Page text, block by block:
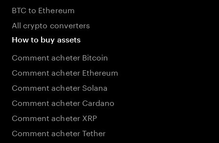
BTC to Ethereum
All crypto converters
How to buy assets
Comment acheter Bitcoin
Comment acheter Ethereum
Comment acheter Solana
Comment acheter Cardano
Comment acheter XRP
Comment acheter Tether